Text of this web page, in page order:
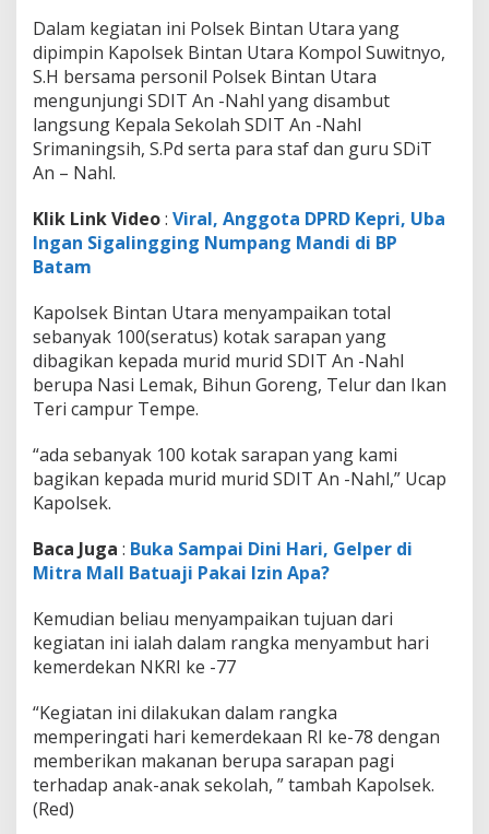
t
a
B
a
g
i
S
a
p
a
n
M
e
r
a
P
u
Dalam kegiatan ini Polsek Bintan Utara yang
dipimpin Kapolsek Bintan Utara Kompol Suwitnyo,
S.H bersama personil Polsek Bintan Utara
mengunjungi SDIT An -Nahl yang disambut
langsung Kepala Sekolah SDIT An -Nahl
Srimaningsih, S.Pd serta para staf dan guru SDiT
An – Nahl.
Klik Link Video: Viral, Anggota DPRD Kepri, Uba
Ingan Sigalingging Numpang Mandi di BP
Batam
Kapolsek Bintan Utara menyampaikan total
sebanyak 100(seratus) kotak sarapan yang
dibagikan kepada murid murid SDIT An -Nahl
berupa Nasi Lemak, Bihun Goreng, Telur dan Ikan
Teri campur Tempe.
“ada sebanyak 100 kotak sarapan yang kami
bagikan kepada murid murid SDIT An -Nahl,” Ucap
Kapolsek.
Baca Juga : Buka Sampai Dini Hari, Gelper di
Mitra Mall Batuaji Pakai Izin Apa?
Kemudian beliau menyampaikan tujuan dari
kegiatan ini ialah dalam rangka menyambut hari
kemerdekan NKRI ke -77
“Kegiatan ini dilakukan dalam rangka
memperingati hari kemerdekaan RI ke-78 dengan
memberikan makanan berupa sarapan pagi
terhadap anak-anak sekolah, ” tambah Kapolsek.
(Red)